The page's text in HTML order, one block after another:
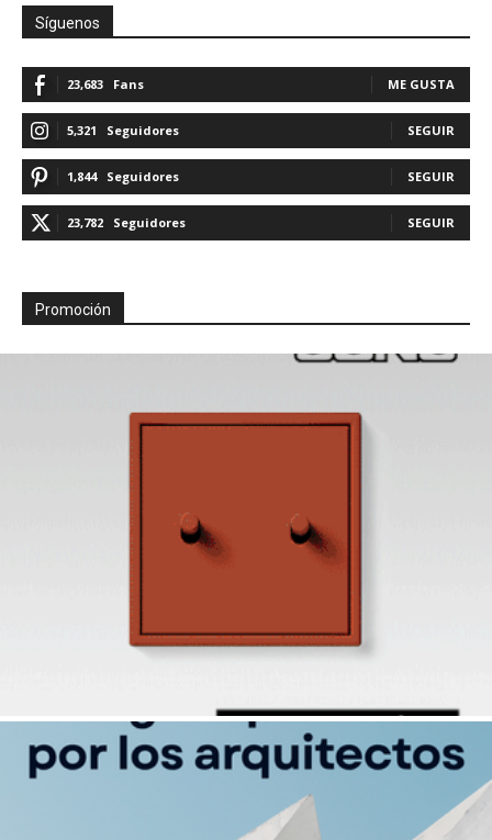
Síguenos
23,683 Fans ME GUSTA
5,321 Seguidores SEGUIR
1,844 Seguidores SEGUIR
23,782 Seguidores SEGUIR
Promoción